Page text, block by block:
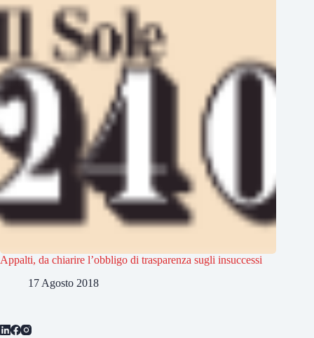
Appalti, da chiarire l’obbligo di trasparenza sugli insuccessi
17 Agosto 2018